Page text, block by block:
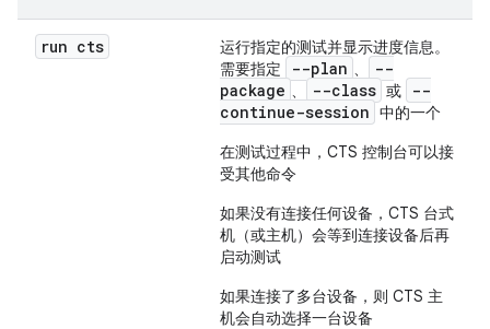
run cts
运行指定的测试并显示进度信息。
需要指定
--plan 、
--
package 、 --class 或
--
continue-session 中的一个
在测试过程中，CTS 控制台可以接
受其他命令
如果没有连接任何设备，CTS 台式
机（或主机）会等到连接设备后再
启动测试
如果连接了多台设备，则 CTS 主
机会自动选择一台设备